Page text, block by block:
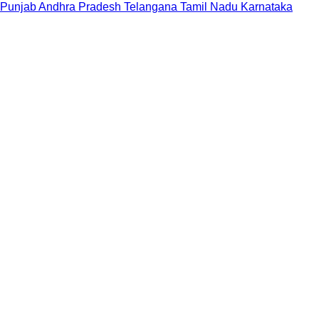
PunjabAndhra Pradesh Telangana Tamil Nadu Karnataka